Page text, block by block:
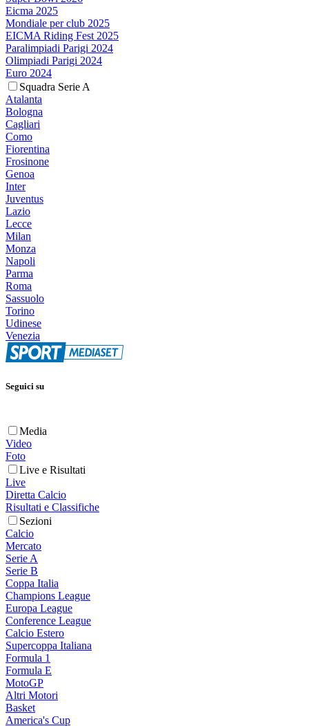
Eicma 2025
Mondiale per club 2025
EICMA Riding Fest 2025
Paralimpiadi Parigi 2024
Olimpiadi Parigi 2024
Euro 2024
Squadra Serie A
Atalanta
Bologna
Cagliari
Como
Fiorentina
Frosinone
Genoa
Inter
Juventus
Lazio
Lecce
Milan
Monza
Napoli
Parma
Roma
Sassuolo
Torino
Udinese
Venezia
Seguici su
Media
Video
Foto
Live e Risultati
Live
Diretta Calcio
Risultati e Classifiche
Sezioni
Calcio
Mercato
Serie A
Serie B
Coppa Italia
Champions League
Europa League
Conference League
Calcio Estero
Supercoppa Italiana
Formula 1
Formula E
MotoGP
Altri Motori
Basket
America's Cup